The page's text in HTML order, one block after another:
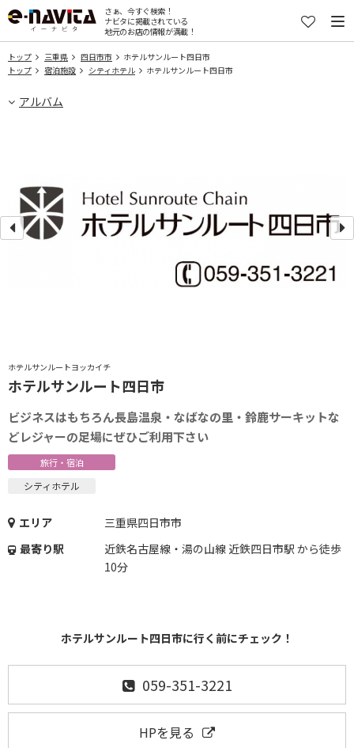
さぁ、今すぐ検索！
ナビタに掲載されている
地元のお店の情報が満載！
トップ 三重県 四日市市
ホテルサンルート四日市
トップ
宿泊施設 シティホテル ホテルサンルート四日市
アルバム
ホテルサンルートヨッカイチ
ホテルサンルート四日市
ビジネスはもちろん長島温泉・なばなの里・鈴鹿サーキットな
どレジャーの足場にぜひご利用下さい
旅行・宿泊
シティホテル
エリア
三重県四日市市
最寄り駅
近鉄名古屋線・湯の山線 近鉄四日市駅 から徒歩
10分
ホテルサンルート四日市に行く前にチェック！
059-351-3221
HPを見る